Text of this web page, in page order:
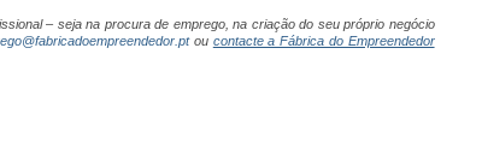
– seja na procura de emprego, na criação do seu próprio negócio
ou contacte a Fábrica do Empreendedor